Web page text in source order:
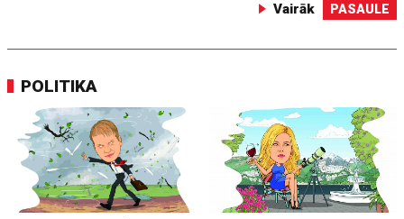
Vairāk PASAULE
POLITIKA